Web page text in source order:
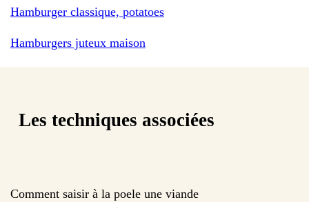
Hamburger classique, potatoes
Hamburgers juteux maison
Les techniques associées
Comment saisir à la poele une viande